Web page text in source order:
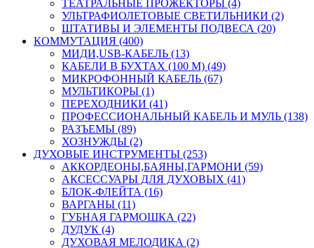
ТЕАТРАЛЬНЫЕ ПРОЖЕКТОРЫ (4)
УЛЬТРАФИОЛЕТОВЫЕ СВЕТИЛЬНИКИ (2)
ШТАТИВЫ И ЭЛЕМЕНТЫ ПОДВЕСА (20)
КОММУТАЦИЯ (400)
МИДИ,USB-КАБЕЛЬ (13)
КАБЕЛИ В БУХТАХ (100 М) (49)
МИКРОФОННЫЙ КАБЕЛЬ (67)
МУЛЬТИКОРЫ (1)
ПЕРЕХОДНИКИ (41)
ПРОФЕССИОНАЛЬНЫЙ КАБЕЛЬ И МУЛЬ (138)
РАЗЪЕМЫ (89)
ХОЗНУЖДЫ (2)
ДУХОВЫЕ ИНСТРУМЕНТЫ (253)
АККОРДЕОНЫ,БАЯНЫ,ГАРМОНИ (59)
АКСЕССУАРЫ ДЛЯ ДУХОВЫХ (41)
БЛОК-ФЛЕЙТА (16)
ВАРГАНЫ (11)
ГУБНАЯ ГАРМОШКА (22)
ДУДУК (4)
ДУХОВАЯ МЕЛОДИКА (2)